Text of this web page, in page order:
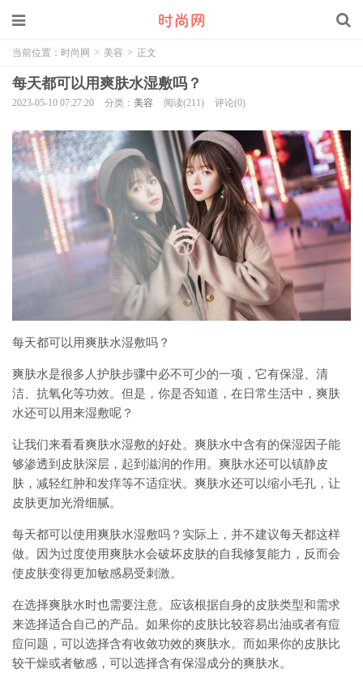
当前位置： 时尚网 > 美容 > 正文
每天都可以用爽肤水湿敷吗？
2023-05-10 07:27:20 分类： 美容 阅读(211) 评论(0)
每天都可以用爽肤水湿敷吗？
爽肤水是很多人护肤步骤中必不可少的一项，它有保湿、清
洁、抗氧化等功效。但是，你是否知道，在日常生活中，爽肤
水还可以用来湿敷呢？
让我们来看看爽肤水湿敷的好处。爽肤水中含有的保湿因子能
够渗透到皮肤深层，起到滋润的作用。爽肤水还可以镇静皮
肤，减轻红肿和发痒等不适症状。爽肤水还可以缩小毛孔，让
皮肤更加光滑细腻。
每天都可以使用爽肤水湿敷吗？实际上，并不建议每天都这样
做。因为过度使用爽肤水会破坏皮肤的自我修复能力，反而会
使皮肤变得更加敏感易受刺激。
在选择爽肤水时也需要注意。应该根据自身的皮肤类型和需求
来选择适合自己的产品。如果你的皮肤比较容易出油或者有痘
痘问题，可以选择含有收敛功效的爽肤水。而如果你的皮肤比
较干燥或者敏感，可以选择含有保湿成分的爽肤水。